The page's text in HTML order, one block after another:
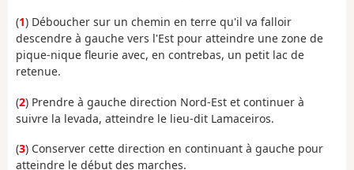
(1) Déboucher sur un chemin en terre qu'il va falloir
descendre à gauche vers l'Est pour atteindre une zone de
pique-nique fleurie avec, en contrebas, un petit lac de
retenue.
(2) Prendre à gauche direction Nord-Est et continuer à
suivre la levada, atteindre le lieu-dit Lamaceiros.
(3) Conserver cette direction en continuant à gauche pour
atteindre le début des marches.